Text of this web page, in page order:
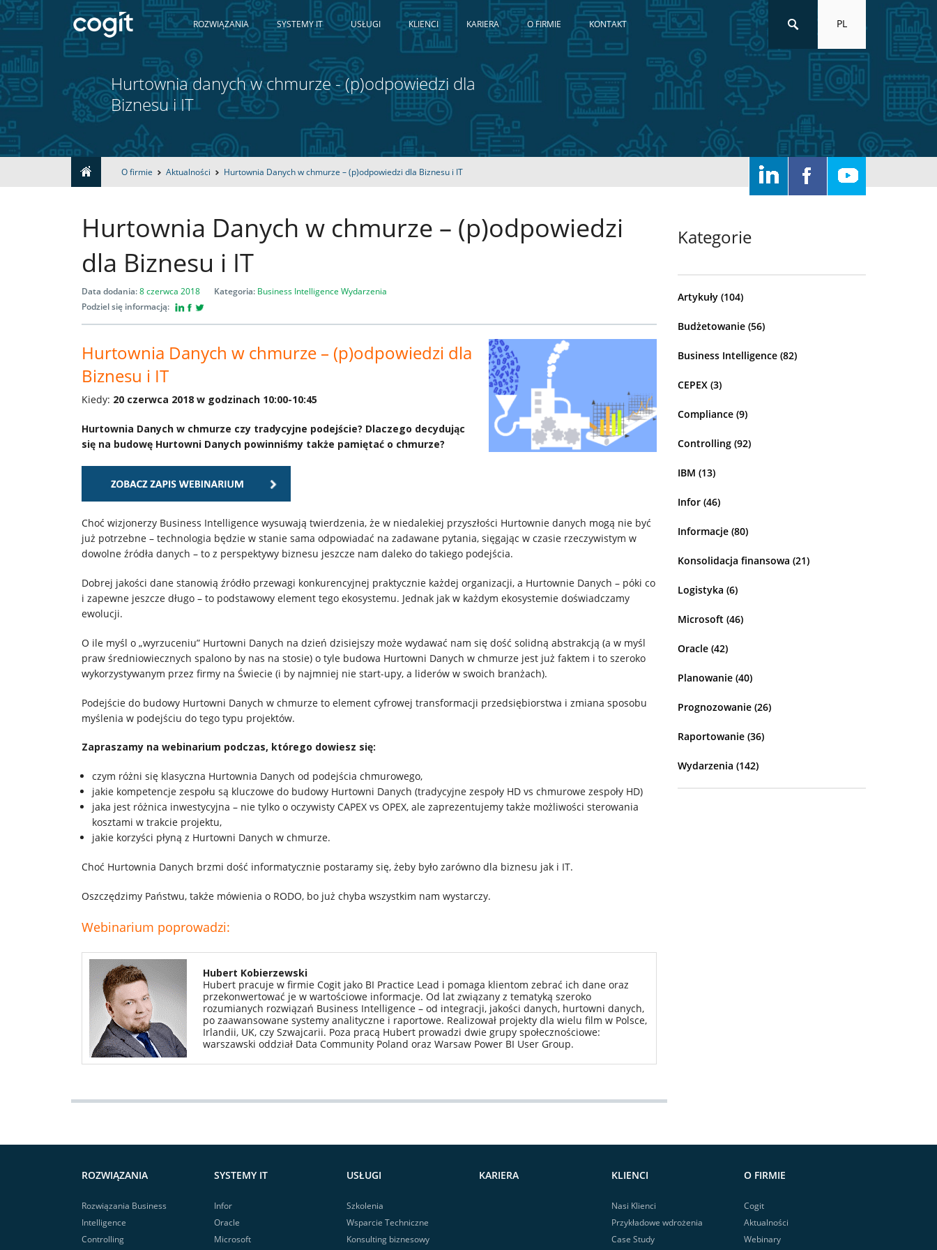
Home
Rozwiązania
Systemy
Klienci
Kariera
Kontakt
ROZWIĄZANIA SYSTEMY IT USŁUGI KLIENCI KARIERA O FIRMIE KONTAKT PL
Hurtownia danych w chmurze - (p)odpowiedzi dla
Biznesu i IT
O firmie Aktualności Hurtownia Danych w chmurze – (p)odpowiedzi dla Biznesu i IT
Hurtownia Danych w chmurze – (p)odpowiedzi
dla Biznesu i IT
Data dodania:8 czerwca 2018 Kategoria: Business Intelligence Wydarzenia
Podziel się informacją:
Hurtownia Danych w chmurze – (p)odpowiedzi dla
Biznesu i IT
Kiedy: 20 czerwca 2018 w godzinach 10:00-10:45
Hurtownia Danych w chmurze czy tradycyjne podejście? Dlaczego decydując
się na budowę Hurtowni Danych powinniśmy także pamiętać o chmurze?
Choć wizjonerzy Business Intelligence wysuwają twierdzenia, że w niedalekiej przyszłości Hurtownie danych mogą nie być
już potrzebne – technologia będzie w stanie sama odpowiadać na zadawane pytania, sięgając w czasie rzeczywistym w
dowolne źródła danych – to z perspektywy biznesu jeszcze nam daleko do takiego podejścia.
Dobrej jakości dane stanowią źródło przewagi konkurencyjnej praktycznie każdej organizacji, a Hurtownie Danych – póki co
i zapewne jeszcze długo – to podstawowy element tego ekosystemu. Jednak jak w każdym ekosystemie doświadczamy
ewolucji.
O ile myśl o „wyrzuceniu” Hurtowni Danych na dzień dzisiejszy może wydawać nam się dość solidną abstrakcją (a w myśl
praw średniowiecznych spalono by nas na stosie) o tyle budowa Hurtowni Danych w chmurze jest już faktem i to szeroko
wykorzystywanym przez firmy na Świecie (i by najmniej nie start-upy, a liderów w swoich branżach).
Podejście do budowy Hurtowni Danych w chmurze to element cyfrowej transformacji przedsiębiorstwa i zmiana sposobu
myślenia w podejściu do tego typu projektów.
Zapraszamy na webinarium podczas, którego dowiesz się:
czym różni się klasyczna Hurtownia Danych od podejścia chmurowego,
jakie kompetencje zespołu są kluczowe do budowy Hurtowni Danych (tradycyjne zespoły HD vs chmurowe zespoły HD)
jaka jest różnica inwestycyjna – nie tylko o oczywisty CAPEX vs OPEX, ale zaprezentujemy także możliwości sterowania
kosztami w trakcie projektu,
jakie korzyści płyną z Hurtowni Danych w chmurze.
Choć Hurtownia Danych brzmi dość informatycznie postaramy się, żeby było zarówno dla biznesu jak i IT.
Oszczędzimy Państwu, także mówienia o RODO, bo już chyba wszystkim nam wystarczy.
Webinarium poprowadzi:
Hubert Kobierzewski
Hubert pracuje w firmie Cogit jako BI Practice Lead i pomaga klientom zebrać ich dane oraz
przekonwertować je w wartościowe informacje. Od lat związany z tematyką szeroko
rozumianych rozwiązań Business Intelligence – od integracji, jakości danych, hurtowni danych,
po zaawansowane systemy analityczne i raportowe. Realizował projekty dla wielu film w Polsce,
Irlandii, UK, czy Szwajcarii. Poza pracą Hubert prowadzi dwie grupy społecznościowe:
warszawski oddział Data Community Poland oraz Warsaw Power BI User Group.
Kategorie
Artykuły (104)
Budżetowanie (56)
Business Intelligence (82)
CEPEX (3)
Compliance (9)
Controlling (92)
IBM (13)
Infor (46)
Informacje (80)
Konsolidacja finansowa (21)
Logistyka (6)
Microsoft (46)
Oracle (42)
Planowanie (40)
Prognozowanie (26)
Raportowanie (36)
Wydarzenia (142)
ROZWIĄZANIA
Rozwiązania Business
Intelligence
Controlling
SYSTEMY IT
Infor
Oracle
Microsoft
USŁUGI
Szkolenia
Wsparcie Techniczne
Konsulting biznesowy
KARIERA KLIENCI
Nasi Klienci
Przykładowe wdrożenia
Case Study
O FIRMIE
Cogit
Aktualności
Webinary